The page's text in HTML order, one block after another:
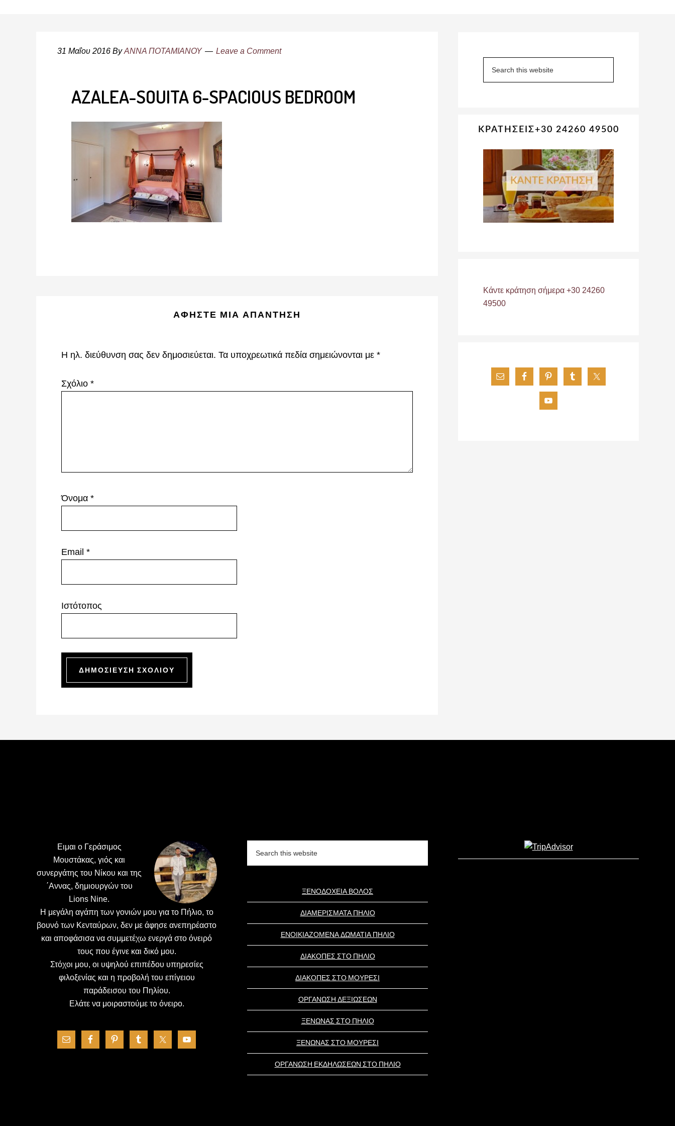
31 Μαΐου 2016 ByΑΝΝΑ ΠΟΤΑΜΙΑΝΟΥ Leave a Comment
AZALEA-SOUITA 6-SPACIOUS BEDROOM
ΑΦΉΣΤΕ ΜΙΑ ΑΠΆΝΤΗΣΗ
Η ηλ. διεύθυνση σας δεν δημοσιεύεται. Τα υποχρεωτικά πεδία σημειώνονται με *
Σχόλιο *
Όνομα *
Email *
Ιστότοπος
Sidebar
ΚΡΑΤΗΣΕΙΣ+30 24260 49500
Κάντε κράτηση σήμερα +30 24260
49500
Ειμαι ο Γεράσιμος
Μουστάκας, γιός και
συνεργάτης του Νίκου και της
΄Αννας, δημιουργών του
Lions Nine.
H μεγάλη αγάπη των γονιών μου για το Πήλιο, το
βουνό των Κενταύρων, δεν με άφησε ανεπηρέαστο
και αποφάσισα να συμμετέχω ενεργά στο όνειρό
τους που έγινε και δικό μου.
Στόχοι μου, οι υψηλού επιπέδου υπηρεσίες
φιλοξενίας και η προβολή του επίγειου
παράδεισου του Πηλίου.
Ελάτε να μοιραστούμε το όνειρο.
ΞΕΝΟΔΟΧΕΙΑ ΒΟΛΟΣ
ΔΙΑΜΕΡΙΣΜΑΤΑ ΠΗΛΙΟ
ΕΝΟΙΚΙΑΖΟΜΕΝΑ ΔΩΜΑΤΙΑ ΠΗΛΙΟ
ΔΙΑΚΟΠΕΣ ΣΤΟ ΠΗΛΙΟ
ΔΙΑΚΟΠΕΣ ΣΤΟ ΜΟΥΡΕΣΙ
ΟΡΓΑΝΩΣΗ ΔΕΞΙΩΣΕΩΝ
ΞΕΝΩΝΑΣ ΣΤΟ ΠΗΛΙΟ
ΞΕΝΩΝΑΣ ΣΤΟ ΜΟΥΡΕΣΙ
ΟΡΓΑΝΩΣΗ ΕΚΔΗΛΩΣΕΩΝ ΣΤΟ ΠΗΛΙΟ